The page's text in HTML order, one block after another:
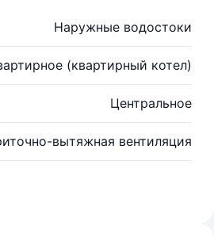
Наружные водостоки
(квартирный котел)
Центральное
вытяжная вентиляция